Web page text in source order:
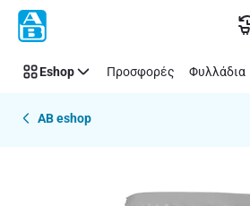
Παράλειψη
Eshop Προσφορές Φυλλάδια
AB eshop